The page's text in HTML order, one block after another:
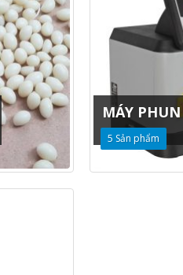
MÁY PHUN
5 Sản phẩm